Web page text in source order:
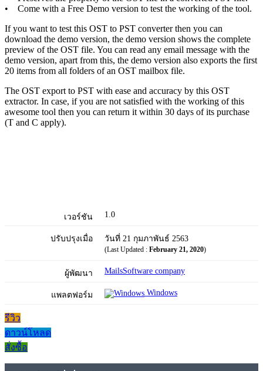
• Come with a Free Demo version to test the working of the tool.
If you want to test this OST to PST converter then you can
download the demo version, the demo version shows the complete
preview of the OST file. You can read any email message with the
demo version, apart from this, the demo version also exports the first
20 items from all folders of an OST mailbox file.
The OST export to PST with ease and accuracy by this OST
extractor. In case, if you are not satisfied with the working of this
awesome tool then you can return it within 30 days of its purchase
(T and C apply).
เวอร์ชัน 1.0
ปรับปรุงเมื่อ วันที่ 21 กุมภาพันธ์ 2563
(Last Updated : February 21, 2020)
ผู้พัฒนา MailsSoftware company
แพลตฟอร์ม Windows
รีวิว
ดาวน์โหลด
สั่งซื้อ